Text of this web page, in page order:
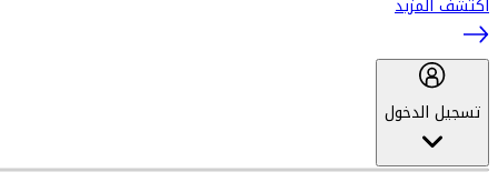
اكتشف المزيد
تسجيل الدخول